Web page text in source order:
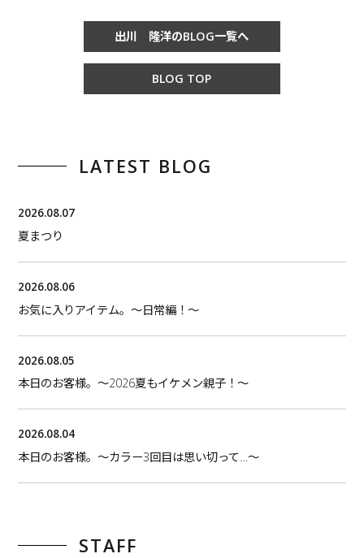
出川 隆洋のBLOG一覧へ
BLOG TOP
LATEST BLOG
2026.08.07
夏まつり
2026.08.06
お気に入りアイテム。〜日常編！〜
2026.08.05
本日のお客様。〜2026夏もイケメン親子！〜
2026.08.04
本日のお客様。〜カラー3回目は思い切って…〜
STAFF